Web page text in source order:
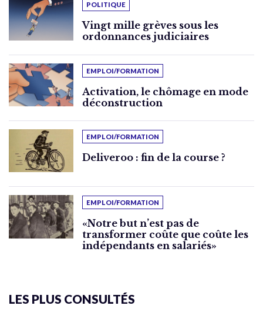
POLITIQUE
Vingt mille grèves sous les
ordonnances judiciaires
EMPLOI/FORMATION
Activation, le chômage en mode
déconstruction
EMPLOI/FORMATION
Deliveroo : fin de la course ?
EMPLOI/FORMATION
«Notre but n’est pas de
transformer coûte que coûte les
indépendants en salariés»
LES PLUS CONSULTÉS